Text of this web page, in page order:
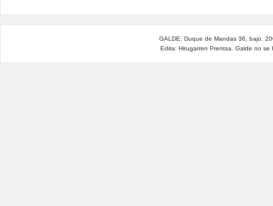
GALDE: Duque de Mandas 36, bajo.
Edita: Hirugarren Prentsa. Galde no